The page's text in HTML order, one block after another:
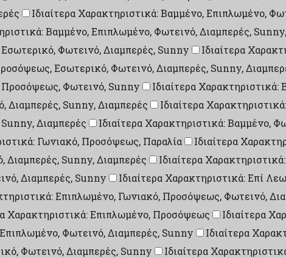
Ιδιαίτερα Χαρακτηριστικά: Βαμμένο, Επιπλωμένο,
Βαμμένο, Επιπλωμένο, Φωτεινό, Διαμπερές,
Φωτεινό, Διαμπερές, Sunny
Ιδιαίτερα
Εσωτερικό, Φωτεινό, Διαμπερές, Sunny,
Προσόψεως, Φωτεινό, Sunny Ιδιαίτερα
Sunny, Διαμπερές
Ιδιαίτερα
Διαμπερές
Ιδιαίτερα Χαρακτηριστικά: Βαμμένο,
Γωνιακό, Προσόψεως, Παραλία Ιδιαίτερα
Sunny, Διαμπερές
Ιδιαίτερα
Διαμπερές, Sunny
Ιδιαίτερα Χαρακτηριστικά: Επί
Επιπλωμένο, Γωνιακό, Προσόψεως, Φωτεινό,
Χαρακτηριστικά: Επιπλωμένο, Προσόψεως
Ιδιαίτερα
Επιπλωμένο, Φωτεινό, Διαμπερές, Sunny
Ιδιαίτερα
Φωτεινό, Διαμπερές, Sunny
Ιδιαίτερα